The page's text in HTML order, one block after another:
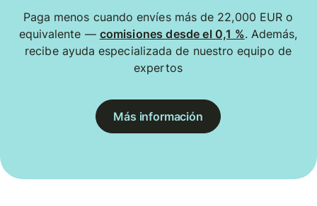
Paga menos cuando envíes más de 22,000 EUR o
equivalente — comisiones desde el 0,1 %. Además,
recibe ayuda especializada de nuestro equipo de
expertos
Más información